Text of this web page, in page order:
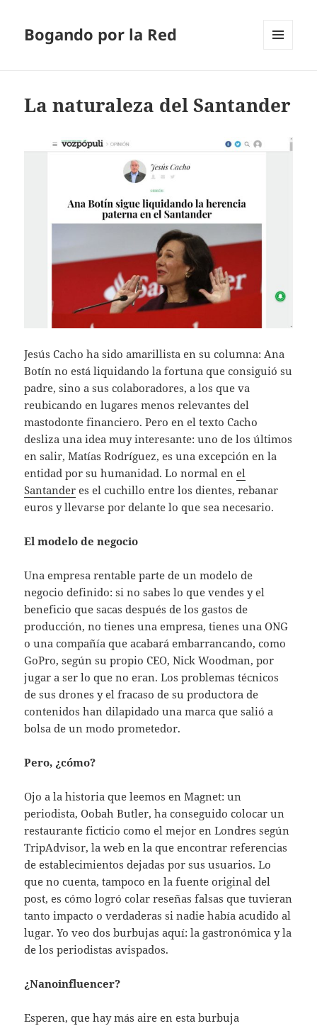
Bogando por la Red
La naturaleza del Santander
Jesús Cacho ha sido amarillista en su columna: Ana
Botín no está liquidando la fortuna que consiguió su
padre, sino a sus colaboradores, a los que va
reubicando en lugares menos relevantes del
mastodonte financiero. Pero en el texto Cacho
desliza una idea muy interesante: uno de los últimos
en salir, Matías Rodríguez, es una excepción en la
entidad por su humanidad. Lo normal enel
Santander es el cuchillo entre los dientes, rebanar
euros y llevarse por delante lo que sea necesario.
El modelo de negocio
Una empresa rentable parte de un modelo de
negocio definido: si no sabes lo que vendes y el
beneficio que sacas después de los gastos de
producción, no tienes una empresa, tienes una ONG
o una compañía que acabará embarrancando, como
GoPro, según su propio CEO, Nick Woodman, por
jugar a ser lo que no eran. Los problemas técnicos
de sus drones y el fracaso de su productora de
contenidos han dilapidado una marca que salió a
bolsa de un modo prometedor.
Pero, ¿cómo?
Ojo a la historia que leemos en Magnet: un
periodista, Oobah Butler, ha conseguido colocar un
restaurante ficticio como el mejor en Londres según
TripAdvisor, la web en la que encontrar referencias
de establecimientos dejadas por sus usuarios. Lo
que no cuenta, tampoco en la fuente original del
post, es cómo logró colar reseñas falsas que tuvieran
tanto impacto o verdaderas si nadie había acudido al
lugar. Yo veo dos burbujas aquí: la gastronómica y la
de los periodistas avispados.
¿Nanoinfluencer?
Esperen, que hay más aire en esta burbuja